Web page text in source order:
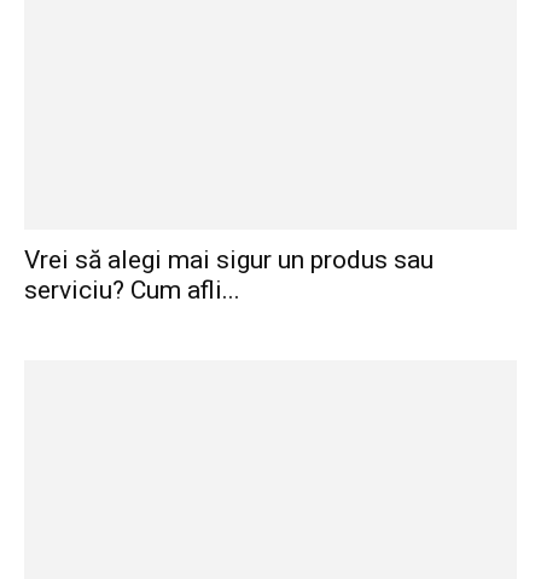
Vrei să alegi mai sigur un produs sau
serviciu? Cum afli...